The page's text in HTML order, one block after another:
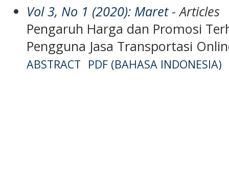
Vol 3, No 1 (2020): Maret- Articles
Pengaruh Harga dan Promosi
Pengguna Jasa Transportasi
ABSTRACT PDF (BAHASA INDONESIA)